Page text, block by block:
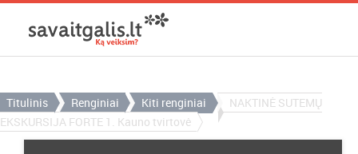
Titulinis Renginiai Kiti renginiai
NAKTINĖ SUTEMŲ
EKSKURSIJA FORTE 1. Kauno tvirtovė